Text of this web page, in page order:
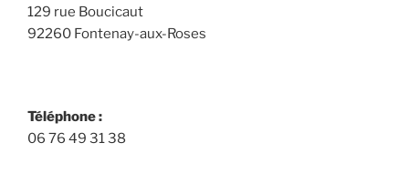
129 rue Boucicaut
92260 Fontenay-aux-Roses
Téléphone :
06 76 49 31 38